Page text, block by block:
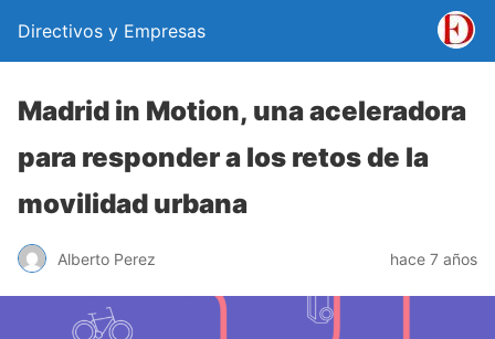
Directivos y Empresas
Madrid in Motion, una aceleradora
para responder a los retos de la
movilidad urbana
Alberto Perez hace 7 años